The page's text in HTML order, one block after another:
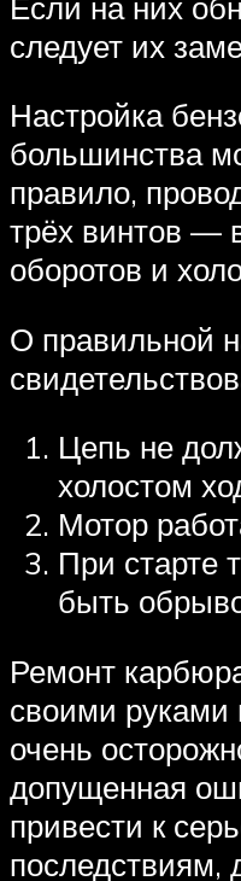
следует их
Настройка
большинства
правило,
трёх винтов —
оборотов и
О правильной
Цепь не
холостом
Мотор
При старте
быть
Ремонт
своими руками
очень
допущенная
привести к
последствиям,